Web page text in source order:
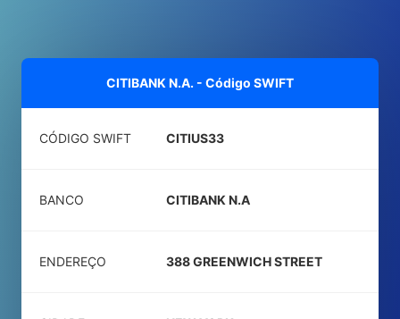
CITIBANK N.A. - Código SWIFT
CÓDIGO SWIFT CITIUS33
BANCO CITIBANK N.A
ENDEREÇO 388 GREENWICH STREET